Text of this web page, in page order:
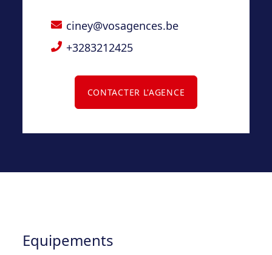
sein d’un lotissement de 5 parcelles
ciney@vosagences.be
+3283212425
CONTACTER L'AGENCE
Equipements